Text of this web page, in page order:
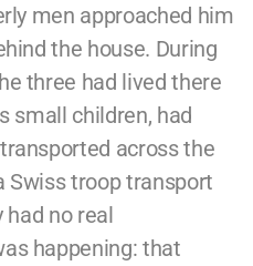
men approached him
the house. During
three had lived there
small children, had
across the
Swiss troop transport
had no real
happening: that